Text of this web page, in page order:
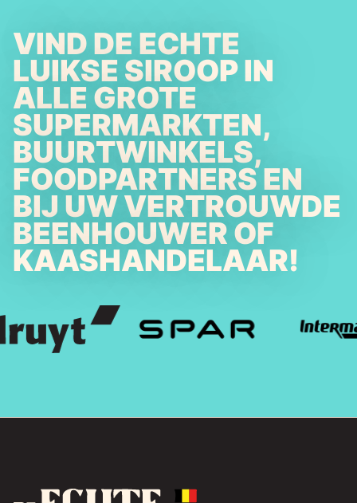
VIND DE ECHTE
LUIKSE SIROOP IN
ALLE GROTE
SUPERMARKTEN,
BUURTWINKELS,
FOODPARTNERS EN
BIJ UW VERTROUWDE
BEENHOUWER OF